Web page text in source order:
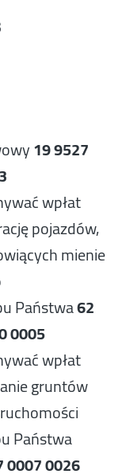
19 9527
wpłat
pojazdów,
mienie
Państwa62
0005
wpłat
gruntów
Państwa
0007 0026